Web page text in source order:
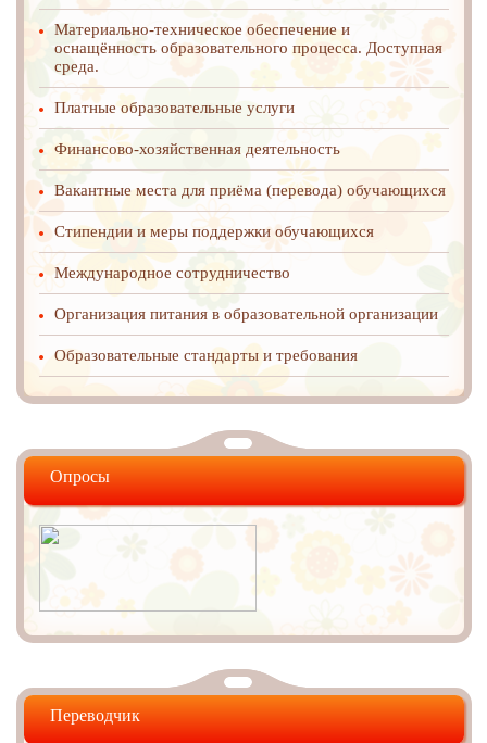
Материально-техническое обеспечение и
оснащённость образовательного процесса. Доступная
среда.
Платные образовательные услуги
Финансово-хозяйственная деятельность
Вакантные места для приёма (перевода) обучающихся
Стипендии и меры поддержки обучающихся
Международное cотрудничество
Организация питания в образовательной организации
Образовательные стандарты и требования
Опросы
Переводчик